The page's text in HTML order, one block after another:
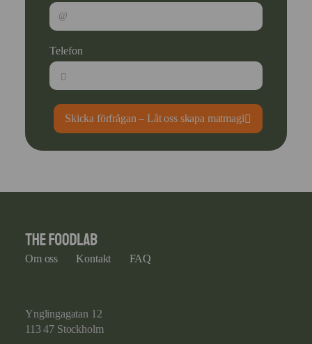
Telefon
Skicka förfrågan – Låt oss skapa matmagi
Om oss Kontakt FAQ
Ynglingagatan 12
113 47 Stockholm